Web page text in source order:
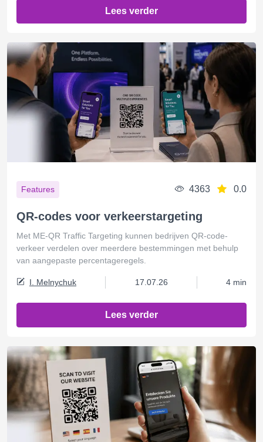
Lees verder
Features 4363 0.0
QR-codes voor verkeerstargeting
Met ME-QR Traffic Targeting kunnen bedrijven QR-code-
verkeer verdelen over meerdere bestemmingen met behulp
van aangepaste percentageregels.
I. Melnychuk 17.07.26 4 min
Lees verder